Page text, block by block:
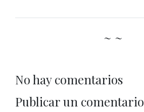
~ ~
No hay comentarios
Publicar un comentario